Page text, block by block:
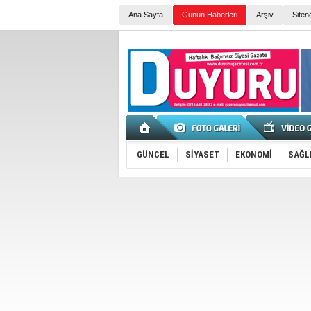
Ana Sayfa Günün Haberleri Arşiv
GÜNCEL SİYASET EKONOMİ